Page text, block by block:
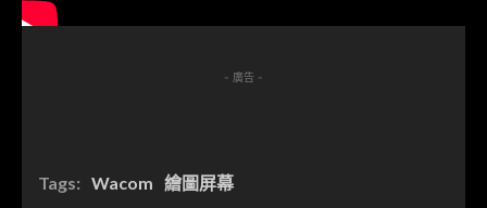
- 廣告 -
Tags: Wacom 繪圖屏幕